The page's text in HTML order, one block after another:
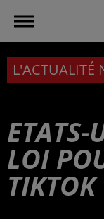
L'ACTUALITÉ
ETATS-
LOI
TIKTOK